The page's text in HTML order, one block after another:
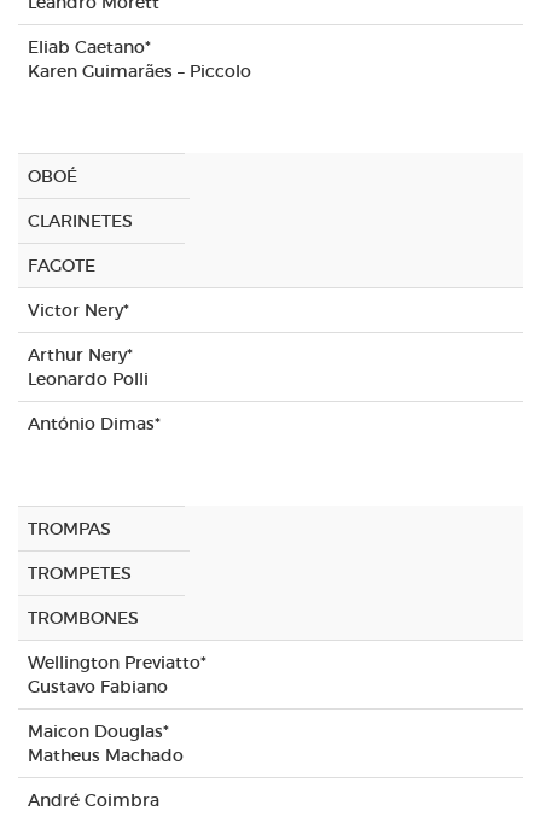
Eliab Caetano*
Karen Guimarães – Piccolo
OBOÉ
CLARINETES
FAGOTE
Victor Nery*
Arthur Nery*
Leonardo Polli
António Dimas*
TROMPAS
TROMPETES
TROMBONES
Wellington Previatto*
Gustavo Fabiano
Maicon Douglas*
Matheus Machado
André Coimbra